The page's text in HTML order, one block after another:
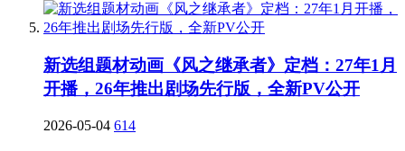
新选组题材动画《风之继承者》定档：27年1月
开播，26年推出剧场先行版，全新PV公开
2026-05-04 614